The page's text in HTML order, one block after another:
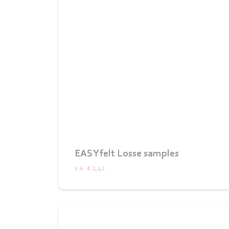
EASYfelt Losse samples
v.a. € 2,42